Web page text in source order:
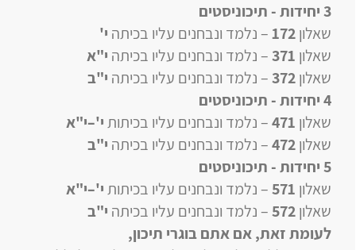
3 יחידות - תיכוניסטים
שאלון172– נלמד ונבחנים עליו בכיתה י'
שאלון 371– נלמד ונבחנים עליו בכיתה י"א
שאלון372– נלמד ונבחנים עליו בכיתה י"ב
4 יחידות
- תיכוניסטים
שאלון 471
–נלמד ונבחנים עליו בכיתותי'–י"א
שאלון472
–נלמד ונבחנים עליו בכיתה י"ב
5 יחידות
- תיכוניסטים
שאלון 571
–נלמד ונבחנים עליו בכיתותי'–י"א
שאלון572
–נלמד ונבחנים עליו בכיתה י"ב
לעומת זאת, אם אתם בוגרי תיכון,